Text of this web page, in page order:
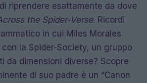
riprendere esattamente da dove
the Spider-Verse. Ricordi
in cui Miles Morales
la Spider-Society, un gruppo
da dimensioni diverse? Scopre
di suo padre è un “Canon